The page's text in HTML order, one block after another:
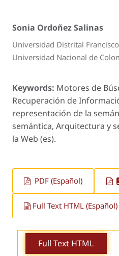
Sonia Ordoñez Salinas
Universidad Distrital
Universidad Nacional de
Keywords: Motores de
Recuperación de
representación de la
semántica, Arquitectura y
la Web (es).
PDF (Español)
Full Text HTML (Español)
Full Text HTML